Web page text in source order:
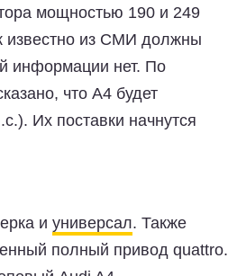
мощностью 190 и 249
известно из СМИ должны
информации нет. По
что A4 будет
Их поставки начнутся
и универсал. Также
полный привод quattro.